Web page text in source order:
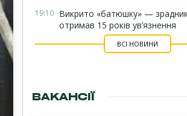
19:10 Викрито «батюшку» —
отримав 15 років ув’язнення
ВСІ НОВИНИ
ВАКАНСІЇ